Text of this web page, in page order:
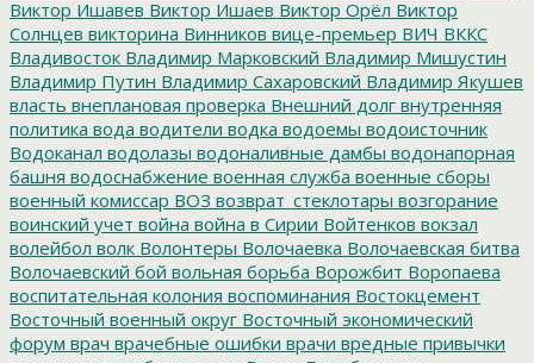
Виктор Ишавев Виктор Ишаев Виктор Орёл Виктор
Солнцев викторина Винников вице-премьер ВИЧ ВККС
Владивосток Владимир Марковский Владимир Мишустин
Владимир Путин Владимир Сахаровский Владимир Якушев
власть внеплановая проверка Внешний долг внутренняя
политика вода водители водка водоемы водоисточник
Водоканал водолазы водоналивные дамбы водонапорная
башня водоснабжение военная служба военные сборы
военный комиссар ВОЗ возврат_стеклотары возгорание
воинский учет война война в Сирии Войтенков вокзал
волейбол волк Волонтеры Волочаевка Волочаевская битва
Волочаевский бой вольная борьба Ворожбит Воропаева
воспитательная колония воспоминания Востокцемент
Восточный военный округ Восточный экономический
форум врач врачебные ошибки врачи вредные привычки